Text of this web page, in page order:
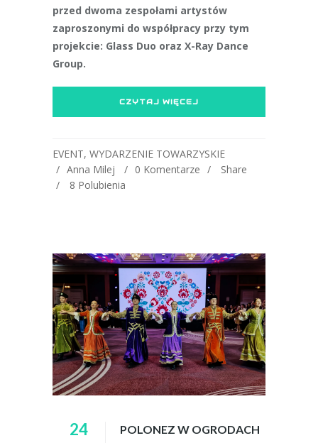
przed dwoma zespołami artystów
zaproszonymi do współpracy przy tym
projekcie: Glass Duo oraz X-Ray Dance
Group.
CZYTAJ WIĘCEJ
EVENT, WYDARZENIE TOWARZYSKIE
Anna Milej
0 Komentarze
Share
8 Polubienia
24
POLONEZ W OGRODACH